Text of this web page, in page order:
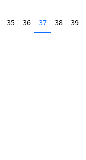
35 36 37 38 39